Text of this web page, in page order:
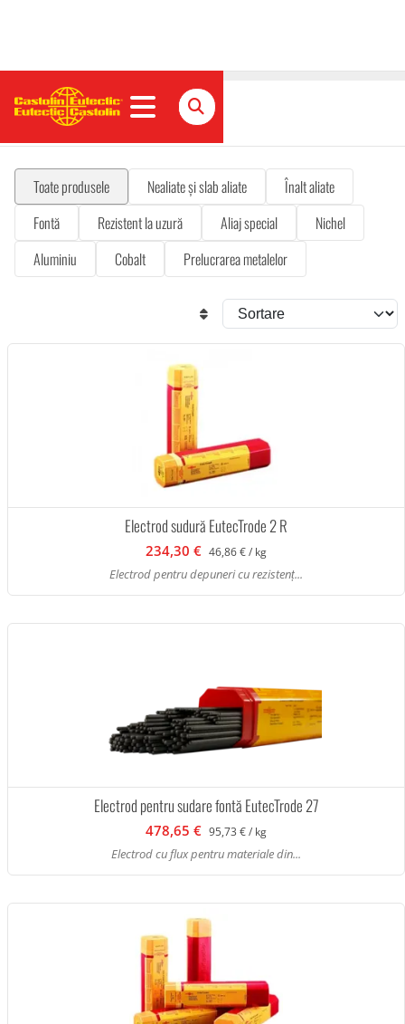
Electrozi
Toate produsele Nealiate și slab aliate
Înalt aliate
Fontă
Rezistent la uzură Aliaj special
Nichel
Aluminiu
Cobalt Prelucrarea metalelor
Electrod sudură EutecTrode 2 R
234,30 € 46,86 € / kg
Electrod pentru depuneri cu rezistenț...
Electrod pentru sudare fontă EutecTrode 27
478,65 € 95,73 € / kg
Electrod cu flux pentru materiale din...